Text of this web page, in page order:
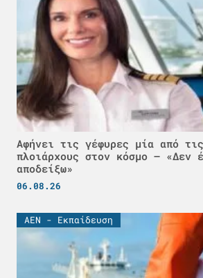
Αφήνει τις γέφυρες μία από
πλοιάρχους στον κόσμο – «Δεν
αποδείξω»
06.08.26
ΑΕΝ - Εκπαίδευση